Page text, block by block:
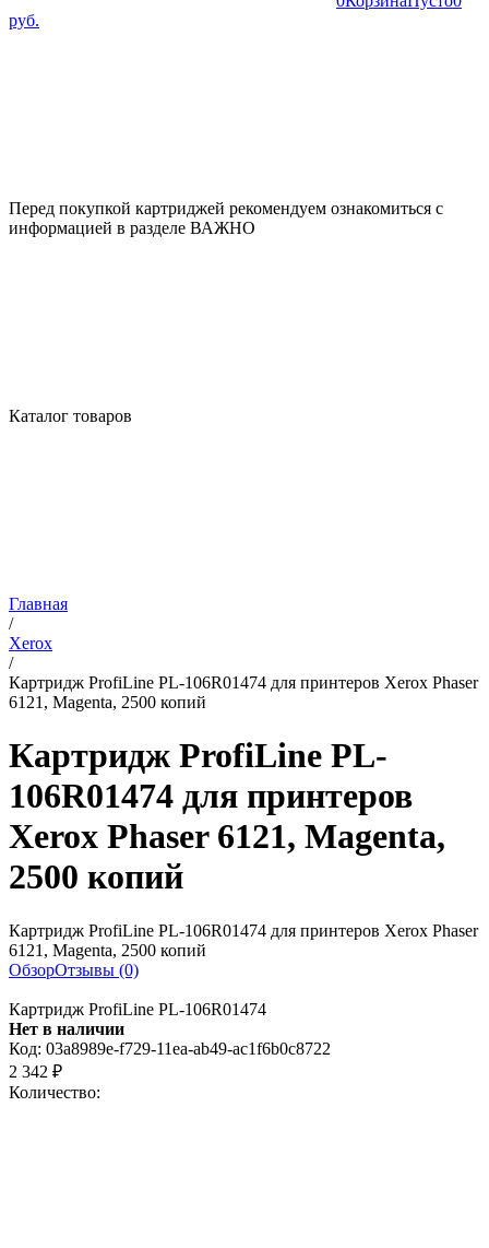
руб.
Перед покупкой картриджей рекомендуем ознакомиться с
информацией в разделе ВАЖНО
Каталог товаров
Главная
/
Xerox
/
Картридж ProfiLine PL-106R01474 для принтеров Xerox Phaser
6121, Magenta, 2500 копий
Картридж ProfiLine PL-
106R01474 для принтеров
Xerox Phaser 6121, Magenta,
2500 копий
Картридж ProfiLine PL-106R01474 для принтеров Xerox Phaser
6121, Magenta, 2500 копий
ОбзорОтзывы (0)
Картридж ProfiLine PL-106R01474
Нет в наличии
Код: 03a8989e-f729-11ea-ab49-ac1f6b0c8722
2 342 ₽
Количество: